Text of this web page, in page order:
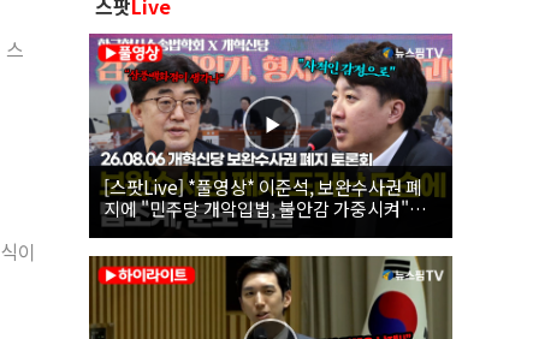
이
스팟Live
[스팟Live] *풀영상* 이준석, 보완수사권 폐
지에 "민주당 개악입법, 불안감 가중시켜"｜
26.08.06 개혁신당 보완수사권 폐지 토론회